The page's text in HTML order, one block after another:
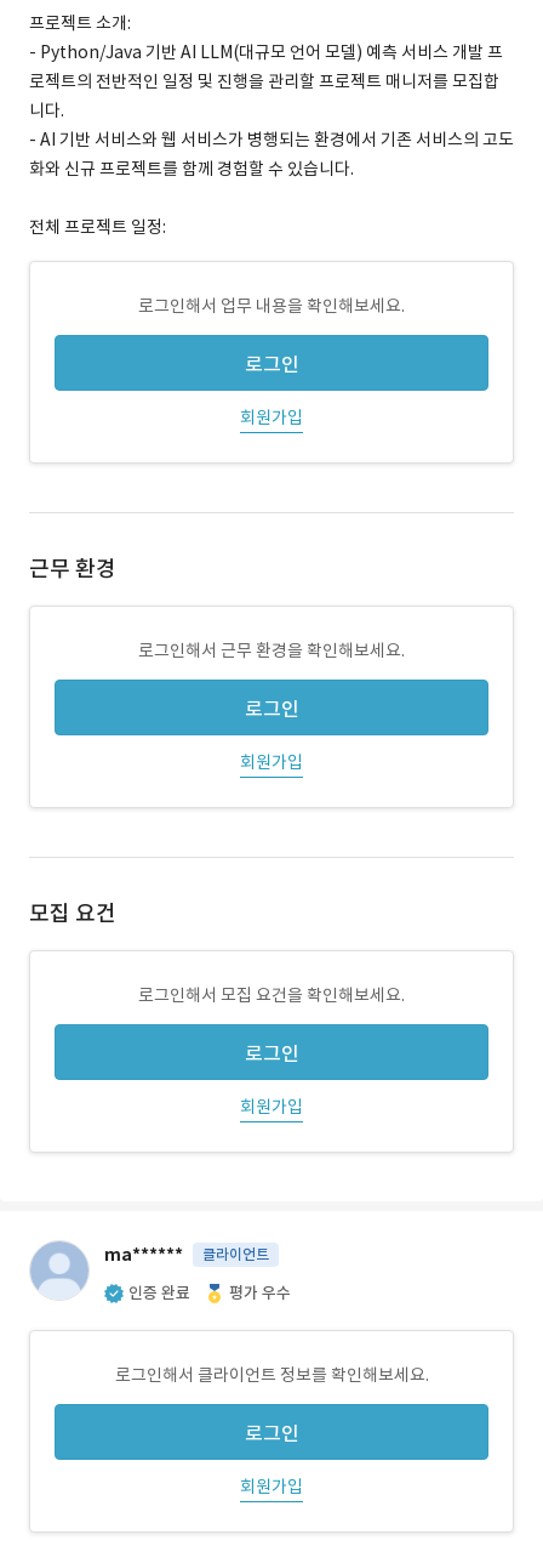
프로젝트 소개:
- Python/Java 기반 AI LLM(대규모 언어 모델) 예측 서비스 개발 프
로젝트의 전반적인 일정 및 진행을 관리할 프로젝트 매니저를 모집합
니다.
- AI 기반 서비스와 웹 서비스가 병행되는 환경에서 기존 서비스의 고도
화와 신규 프로젝트를 함께 경험할 수 있습니다.
전체 프로젝트 일정:
로그인해서 업무 내용을 확인해보세요.
로그인
회원가입
근무 환경
로그인해서 근무 환경을 확인해보세요.
로그인
회원가입
모집 요건
로그인해서 모집 요건을 확인해보세요.
로그인
회원가입
ma****** 클라이언트
인증 완료 평가 우수
로그인해서 클라이언트 정보를 확인해보세요.
로그인
회원가입